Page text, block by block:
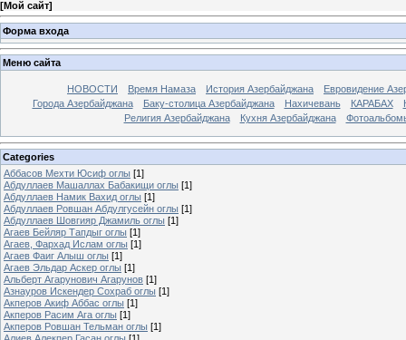
[Мой сайт]
Форма входа
Меню сайта
НОВОСТИ Время Намаза История Азербайджана
Евровидение
Города Азербайджана
Баку-столица Азербайджана Нахичевань КАРАБАХ
Религия Азербайджана
Кухня Азербайджана
Categories
Аббасов Мехти Юсиф оглы [1]
Абдуллаев Машаллах Бабакищи оглы [1]
Абдуллаев Намик Вахид оглы [1]
Абдуллаев Ровшан Абдулгусейн оглы [1]
Абдуллаев Шовгияр Джамиль оглы [1]
Агаев Бейляр Тапдыг оглы [1]
Агаев, Фархад Ислам оглы [1]
Агаев Фаиг Алыш оглы [1]
Агаев Эльдар Аскер оглы [1]
Альберт Агарунович Агарунов [1]
Азнауров Искендер Сохраб оглы [1]
Акперов Акиф Аббас оглы [1]
Акперов Расим Ага оглы [1]
Акперов Ровшан Тельман оглы [1]